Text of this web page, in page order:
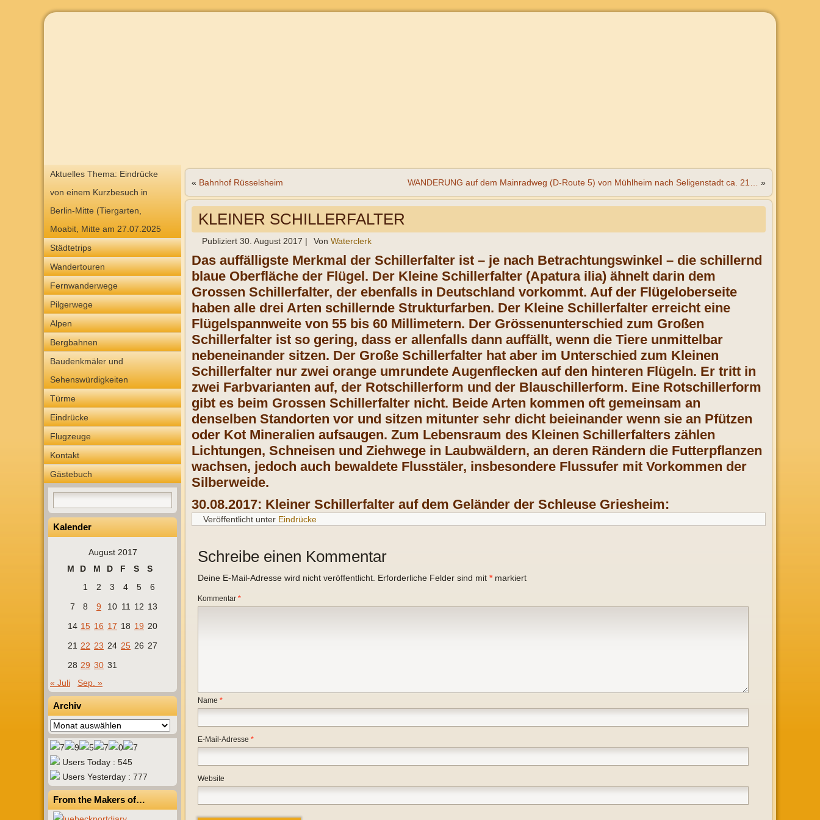
Aktuelles Thema: Eindrücke
von einem Kurzbesuch in
Berlin-Mitte (Tiergarten,
Moabit, Mitte am 27.07.2025
Städtetrips
Wandertouren
Fernwanderwege
Pilgerwege
Alpen
Bergbahnen
Baudenkmäler und
Sehenswürdigkeiten
Türme
Eindrücke
Flugzeuge
Kontakt
Gästebuch
Kalender
August 2017
M
D M D F S
S
1
2 3 4 5
6
7
8 9 10 11 12 13
14 15 16 17 18 19 20
21 22 23 24 25 26 27
28 29 30 31
« Juli
Sep. »
Archiv
Archiv
Users Today : 545
Users Yesterday : 777
From the Makers of…
« Bahnhof Rüsselsheim WANDERUNG auf dem Mainradweg (D-Route 5) von Mühlheim nach Seligenstadt ca. 21… »
KLEINER SCHILLERFALTER
Publiziert 30. August 2017 | Von Waterclerk
Das auffälligste Merkmal der Schillerfalter ist – je nach Betrachtungswinkel – die schillernd
blaue Oberfläche der Flügel. Der Kleine Schillerfalter (Apatura ilia) ähnelt darin dem
Grossen Schillerfalter, der ebenfalls in Deutschland vorkommt. Auf der Flügeloberseite
haben alle drei Arten schillernde Strukturfarben. Der Kleine Schillerfalter erreicht eine
Flügelspannweite von 55 bis 60 Millimetern. Der Grössenunterschied zum Großen
Schillerfalter ist so gering, dass er allenfalls dann auffällt, wenn die Tiere unmittelbar
nebeneinander sitzen. Der Große Schillerfalter hat aber im Unterschied zum Kleinen
Schillerfalter nur zwei orange umrundete Augenflecken auf den hinteren Flügeln. Er tritt in
zwei Farbvarianten auf, der Rotschillerform und der Blauschillerform. Eine Rotschillerform
gibt es beim Grossen Schillerfalter nicht. Beide Arten kommen oft gemeinsam an
denselben Standorten vor und sitzen mitunter sehr dicht beieinander wenn sie an Pfützen
oder Kot Mineralien aufsaugen. Zum Lebensraum des Kleinen Schillerfalters zählen
Lichtungen, Schneisen und Ziehwege in Laubwäldern, an deren Rändern die Futterpflanzen
wachsen, jedoch auch bewaldete Flusstäler, insbesondere Flussufer mit Vorkommen der
Silberweide.
30.08.2017: Kleiner Schillerfalter auf dem Geländer der Schleuse Griesheim:
Veröffentlicht unter Eindrücke
Schreibe einen Kommentar
Deine E-Mail-Adresse wird nicht veröffentlicht. Erforderliche Felder sind mit *markiert
Kommentar *
Name *
E-Mail-Adresse *
Website